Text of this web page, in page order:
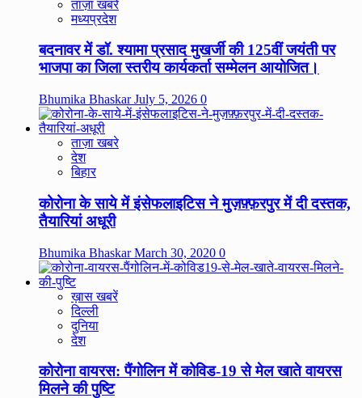
ताज़ा खबरे
मध्यप्रदेश
बदनावर में डॉ. श्यामा प्रसाद मुखर्जी की 125वीं जयंती पर
भाजपा का जिला स्तरीय कार्यकर्ता सम्मेलन आयोजित।
Bhumika BhaskarJuly 5, 2026 0
ताज़ा खबरे
देश
बिहार
कोरोना के साये में इंसेफलाइटिस ने मुज़फ़्फ़रपुर में दी दस्तक,
तैयारियां अधूरी
Bhumika BhaskarMarch 30, 2020 0
ख़ास खबरें
दिल्ली
दुनिया
देश
कोरोना वायरस: पैंगोलिन में कोविड-19 से मेल खाते वायरस
मिलने की पुष्टि